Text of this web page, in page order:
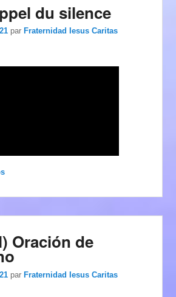
du silence
par Fraternidad Iesus Caritas
Oración de
par Fraternidad Iesus Caritas